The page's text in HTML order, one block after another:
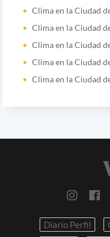
Clima en la Ciudad
Clima en la Ciudad
Clima en la Ciudad
Clima en la Ciudad
Clima en la Ciudad
Diario Perfil